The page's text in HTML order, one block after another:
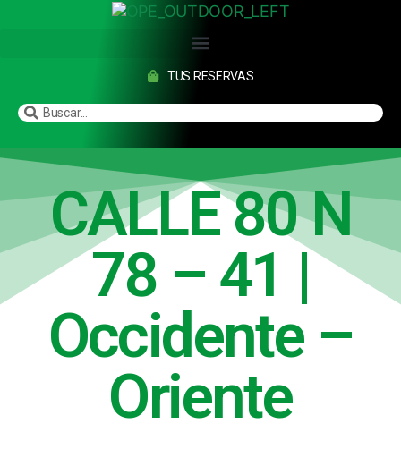
TUS RESERVAS
CALLE 80 N
78 – 41 |
Occidente –
Oriente